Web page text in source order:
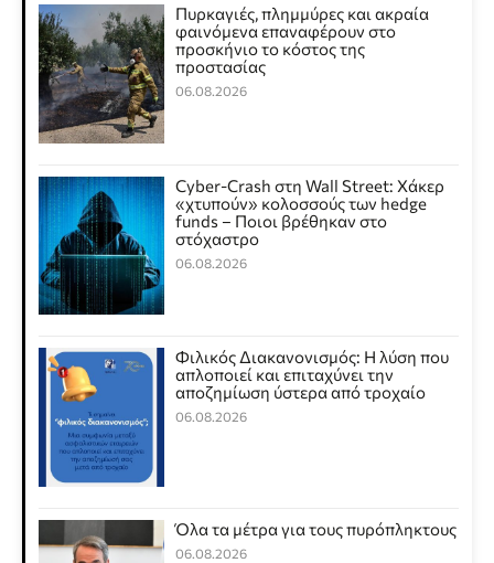
Πυρκαγιές, πλημμύρες και ακραία
φαινόμενα επαναφέρουν στο
προσκήνιο το κόστος της
προστασίας
06.08.2026
Cyber-Crash στη Wall Street: Χάκερ
«χτυπούν» κολοσσούς των hedge
funds – Ποιοι βρέθηκαν στο
στόχαστρο
06.08.2026
Φιλικός Διακανονισμός: Η λύση που
απλοποιεί και επιταχύνει την
αποζημίωση ύστερα από τροχαίο
06.08.2026
Όλα τα μέτρα για τους πυρόπληκτους
06.08.2026